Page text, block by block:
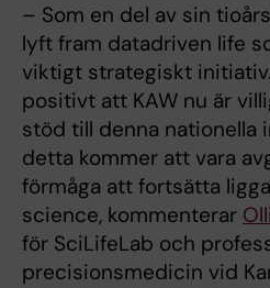
– Som en del av sin
lyft fram datadriven life
viktigt strategiskt
positivt att KAW nu är
stöd till denna nationella
detta kommer att vara
förmåga att fortsätta
science, kommenterar
för SciLifeLab och
precisionsmedicin vid